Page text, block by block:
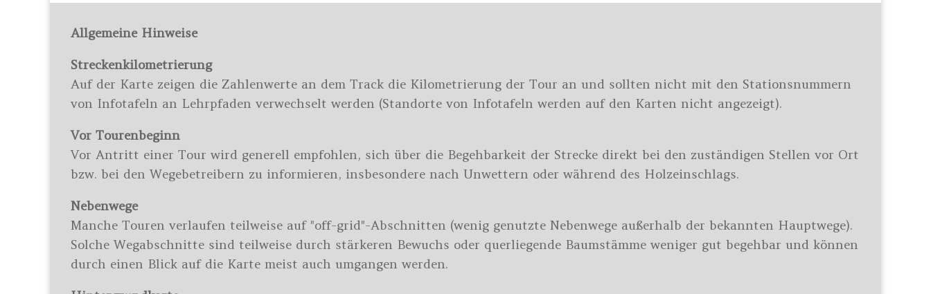
Allgemeine Hinweise
Streckenkilometrierung
Auf der Karte zeigen die Zahlenwerte an dem Track die Kilometrierung der Tour an und sollten nicht mit den Stationsnummern
von Infotafeln an Lehrpfaden verwechselt werden (Standorte von Infotafeln werden auf den Karten nicht angezeigt).
Vor Tourenbeginn
Vor Antritt einer Tour wird generell empfohlen, sich über die Begehbarkeit der Strecke direkt bei den zuständigen Stellen vor Ort
bzw. bei den Wegebetreibern zu informieren, insbesondere nach Unwettern oder während des Holzeinschlags.
Nebenwege
Manche Touren verlaufen teilweise auf "off-grid"-Abschnitten (wenig genutzte Nebenwege außerhalb der bekannten Hauptwege).
Solche Wegabschnitte sind teilweise durch stärkeren Bewuchs oder querliegende Baumstämme weniger gut begehbar und können
durch einen Blick auf die Karte meist auch umgangen werden.